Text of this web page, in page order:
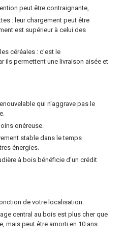
peut être contraignante,
: leur chargement peut être
est supérieur à celui des
céréales : c'est le
ils permettent une livraison aisée et
qui n'aggrave pas le
onéreuse.
stable dans le temps
énergies.
à bois bénéficie d'un crédit
de votre localisation.
central au bois est plus cher que
mais peut être amorti en 10 ans.